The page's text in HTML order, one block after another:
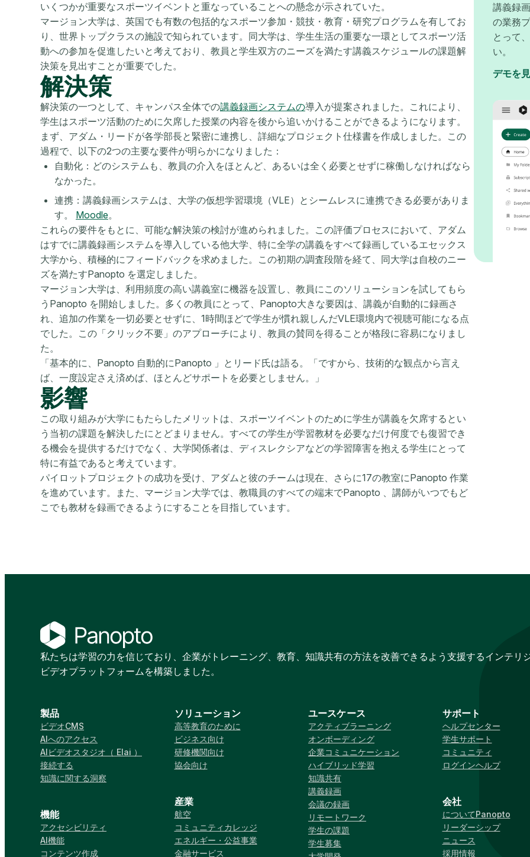
いくつかが重要なスポーツイベントと重なっていることへの懸念が示されていた。
マージョン大学は、英国でも有数の包括的なスポーツ参加・競技・教育・研究プログラムを有してお
り、世界トップクラスの施設で知られています。同大学は、学生生活の重要な一環としてスポーツ活
動への参加を促進したいと考えており、教員と学生双方のニーズを満たす講義スケジュールの課題解
決策を見出すことが重要でした。
解決策
解決策の一つとして、キャンパス全体での講義録画システムの導入が提案されました。これにより、
学生はスポーツ活動のために欠席した授業の内容を後から追いかけることができるようになります。
まず、アダム・リードが各学部長と緊密に連携し、詳細なプロジェクト仕様書を作成しました。この
過程で、以下の2つの主要な要件が明らかになりました：
自動化：どのシステムも、教員の介入をほとんど、あるいは全く必要とせずに稼働しなければなら
なかった。
連携：講義録画システムは、大学の仮想学習環境（VLE）とシームレスに連携できる必要がありま
す。 Moodle。
これらの要件をもとに、可能な解決策の検討が進められました。この評価プロセスにおいて、アダム
はすでに講義録画システムを導入している他大学、特に全学の講義をすべて録画しているエセックス
大学から、積極的にフィードバックを求めました。この初期の調査段階を経て、同大学は自校のニー
ズを満たすPanopto を選定しました。
マージョン大学は、利用頻度の高い講義室に機器を設置し、教員にこのソリューションを試してもら
うPanopto を開始しました。多くの教員にとって、Panopto大きな要因は、講義が自動的に録画さ
れ、追加の作業を一切必要とせずに、1時間ほどで学生が慣れ親しんだVLE環境内で視聴可能になる点
でした。この「クリック不要」のアプローチにより、教員の賛同を得ることが格段に容易になりまし
た。
「基本的に、Panopto 自動的にPanopto 」とリード氏は語る。「ですから、技術的な観点から言え
ば、一度設定さえ済めば、ほとんどサポートを必要としません。」
影響
この取り組みが大学にもたらしたメリットは、スポーツイベントのために学生が講義を欠席するとい
う当初の課題を解決したにとどまりません。すべての学生が学習教材を必要なだけ何度でも復習でき
る機会を提供するだけでなく、大学関係者は、ディスレクシアなどの学習障害を抱える学生にとって
特に有益であると考えています。
パイロットプロジェクトの成功を受け、アダムと彼のチームは現在、さらに17の教室にPanopto 作業
を進めています。また、マージョン大学では、教職員のすべての端末でPanopto 、講師がいつでもど
こでも教材を録画できるようにすることを目指しています。
講義録
の業務
とって
い。
デモを
私たちは学習の力を信じており、企業がトレーニング、教育、知識共有の方法を改善できるよう支援するインテリ
ビデオプラットフォームを構築しました。
製品
ビデオCMS
AIへのアクセス
AIビデオスタジオ（ Elai ）
接続する
知識に関する洞察
機能
アクセシビリティ
AI機能
コンテンツ作成
ソリューション
高等教育のために
ビジネス向け
研修機関向け
協会向け
産業
航空
コミュニティカレッジ
エネルギー・公益事業
金融サービス
ユースケース
アクティブラーニング
オンボーディング
企業コミュニケーション
ハイブリッド学習
知識共有
講義録画
会議の録画
リモートワーク
学生の課題
学生募集
サポート
ヘルプセンター
学生サポート
コミュニティ
ログインヘルプ
会社
についてPanopto
リーダーシップ
ニュース
採用情報